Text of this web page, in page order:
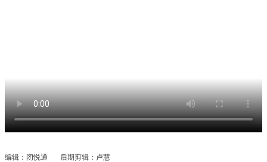
编辑：闭悦通 后期剪辑：卢慧